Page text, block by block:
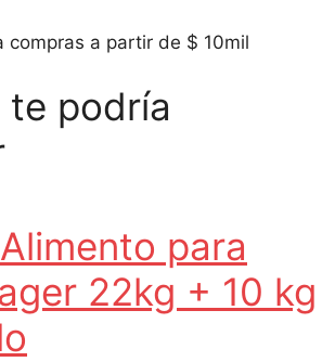
compras a partir de $ 10mil
te podría
para
22kg + 10 kg